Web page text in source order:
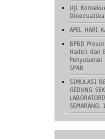
Uji
APEL HARI
BPBD
Hadiri dan
SPAB
SIMULASI
GEDUNG